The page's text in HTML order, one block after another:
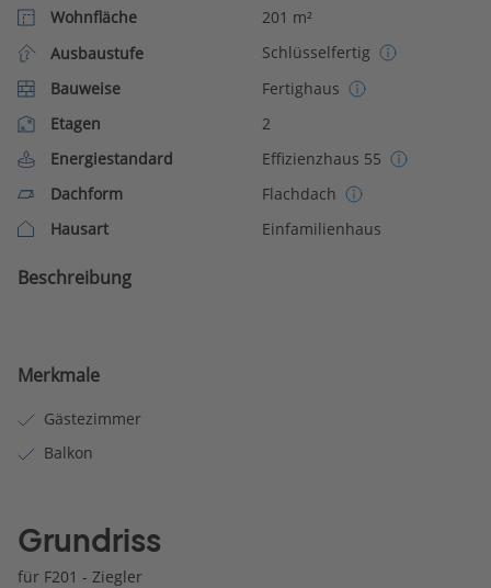
Wohnfläche
201 m²
Ausbaustufe
Schlüsselfertig
Bauweise
Fertighaus
Etagen
2
Energiestandard
Effizienzhaus 55
Dachform
Flachdach
Hausart
Einfamilienhaus
Beschreibung
Merkmale
Gästezimmer
Balkon
Grundriss
für F201 - Ziegler